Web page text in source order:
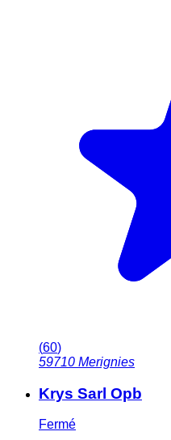
(60)
59710 Merignies
Krys Sarl Opb
Fermé